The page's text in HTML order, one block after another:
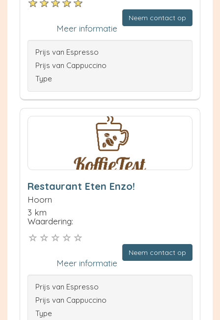
Neem contact op
Meer informatie
Prijs van Espresso
Prijs van Cappuccino
Type
Restaurant Eten Enzo!
Hoorn
3 km
Waardering:
Neem contact op
Meer informatie
Prijs van Espresso
Prijs van Cappuccino
Type